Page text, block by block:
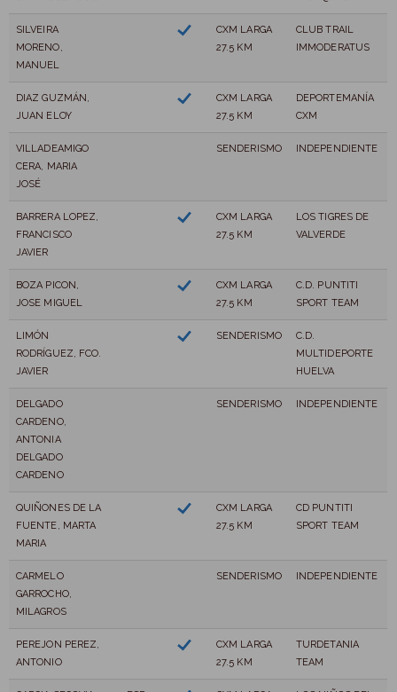
SILVEIRA
MORENO,
MANUEL
CXM LARGA
27.5 KM
CLUB TRAIL
IMMODERATUS
DIAZ GUZMÁN,
JUAN ELOY
CXM LARGA
27.5 KM
DEPORTEMANÍA
CXM
VILLADEAMIGO
CERA, MARIA
JOSÉ
SENDERISMO INDEPENDIENTE
BARRERA LOPEZ,
FRANCISCO
JAVIER
CXM LARGA
27.5 KM
LOS TIGRES DE
VALVERDE
BOZA PICON,
JOSE MIGUEL
CXM LARGA
27.5 KM
C.D. PUNTITI
SPORT TEAM
LIMÓN
RODRÍGUEZ, FCO.
JAVIER
SENDERISMO
C.D.
MULTIDEPORTE
HUELVA
DELGADO
CARDENO,
ANTONIA
DELGADO
CARDENO
SENDERISMO INDEPENDIENTE
QUIÑONES DE LA
FUENTE, MARTA
MARIA
CXM LARGA
27.5 KM
CD PUNTITI
SPORT TEAM
CARMELO
GARROCHO,
MILAGROS
SENDERISMO INDEPENDIENTE
PEREJON PEREZ,
ANTONIO
CXM LARGA
27.5 KM
TURDETANIA
TEAM